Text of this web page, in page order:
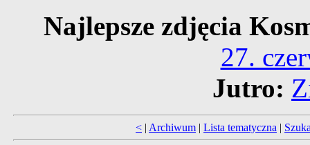
Najlepsze zdjęcia
27.
Jutro:
< | Archiwum | Lista tematyczna |